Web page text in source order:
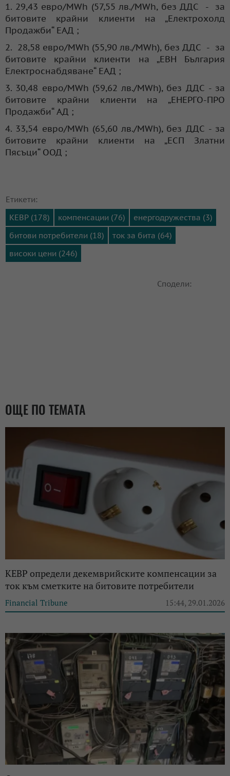
1. 29,43 евро/MWh (57,55 лв./MWh, без ДДС - за
битовите крайни клиенти на „Електрохолд
Продажби“ ЕАД ;
2. 28,58 евро/MWh (55,90 лв./MWh), без ДДС - за
битовите крайни клиенти на „ЕВН България
Електроснабдяване“ ЕАД ;
3. 30,48 евро/MWh (59,62 лв./MWh), без ДДС - за
битовите крайни клиенти на „ЕНЕРГО-ПРО
Продажби“ АД ;
4. 33,54 евро/MWh (65,60 лв./MWh), без ДДС - за
битовите крайни клиенти на „ЕСП Златни
Пясъци“ ООД ;
Етикети:
КЕВР (178)
компенсации (76)
енергодружества (3)
битови потребители (18)
ток за бита (64)
високи цени (246)
Сподели:
ОЩЕ ПО ТЕМАТА
КЕВР определи декемврийските компенсации за
ток към сметките на битовите потребители
Financial Tribune 15:44, 29.01.2026